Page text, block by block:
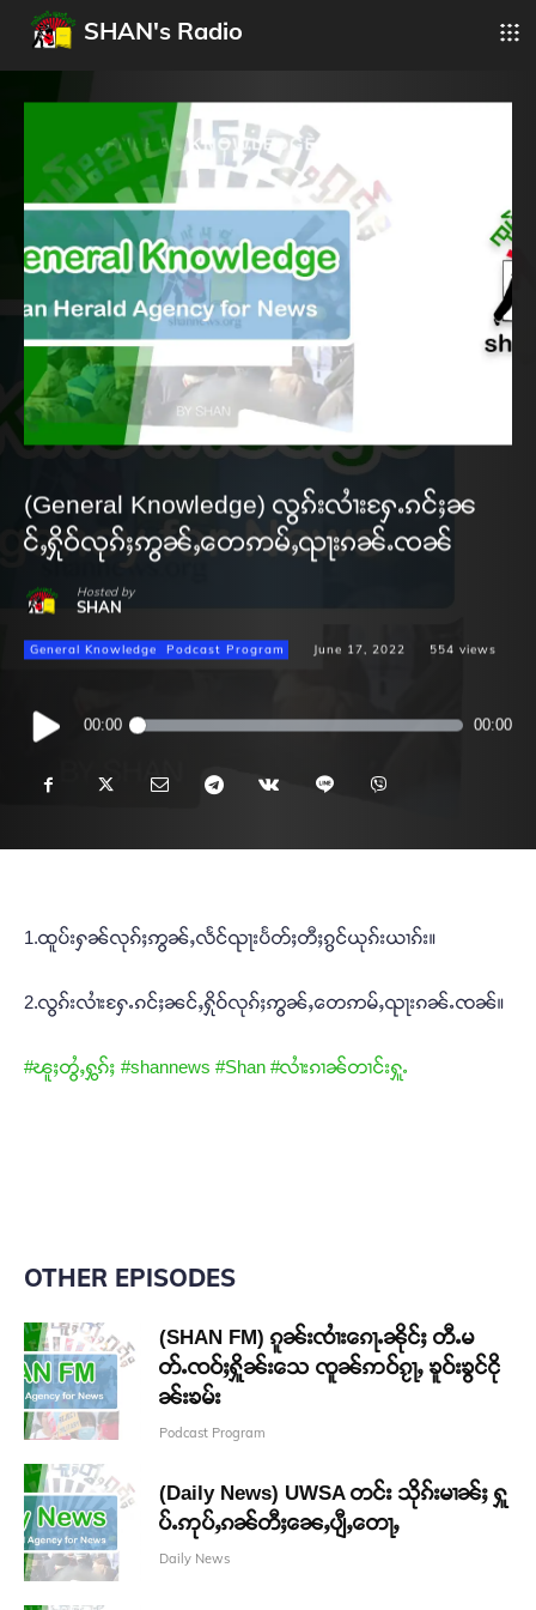
SHAN's Radio
(General Knowledge) လွၵ်းလၢႆးႁႄႉၵင်ႈၼ
င်ႇႁိုဝ်လုၵ်ႈဢွၼ်ႇတေဢမ်ႇၺႃးၵၼ်ႉၸၼ်
Hosted by
SHAN
General Knowledge Podcast Program June 17, 2022 554 views
Audio
Player
00:00 00:00
1.ထူပ်းႁၼ်လုၵ်ႈဢွၼ်ႇလႅင်ၺႃးပႅတ်ႈတီႈၵွင်ယုၵ်းယၢၵ်း။
2.လွၵ်းလၢႆးႁႄႉၵင်ႈၼင်ႇႁိုဝ်လုၵ်ႈဢွၼ်ႇတေဢမ်ႇၺႃးၵၼ်ႉၸၼ်။
#ၽူႈတွႆႇႁွၵ်ႈ #shannews #Shan #လၢႆးၵၢၼ်တၢင်းႁူႉ
OTHER EPISODES
(SHAN FM) ၵူၼ်းၸၢႆးၵေႃႉၼိုင်ႈ တီႉမ
တ်ႉၸဝ်ႈႁိူၼ်းသေ ၸူၼ်ဢဝ်ၵႂႃႇ ၶူဝ်းၶွင်ငို
ၼ်းၶမ်း
Podcast Program
(Daily News) UWSA တင်း သိုၵ်းမၢၼ်ႈ ႁူ
ပ်ႉဢုပ်ႇၵၼ်တီႈၼေႇပျီႇတေႃႇ
Daily News